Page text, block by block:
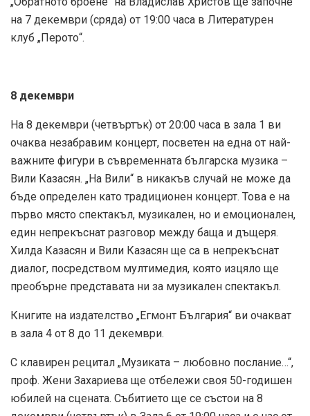
на 7 декември (сряда) от 19:00 часа в Литературен
клуб „Перото“.
8 декември
На 8 декември (четвъртък) от 20:00 часа в зала 1 ви
очаква незабравим концерт, посветен на една от най-
важните фигури в съвременната българска музика –
Вили Казасян. „На Вили“ в никакъв случай не може да
бъде определен като традиционен концерт. Това е на
първо място спектакъл, музикален, но и емоционален,
един непрекъснат разговор между баща и дъщеря.
Хилда Казасян и Вили Казасян ще са в непрекъснат
диалог, посредством мултимедия, която изцяло ще
преобърне представата ни за музикален спектакъл.
Книгите на издателство „Егмонт България“ ви очакват
в зала 4 от 8 до 11 декември.
С клавирен рецитал „Музиката – любовно послание…“,
проф. Жени Захариева ще отбележи своя 50-годишен
юбилей на сцената. Събитието ще се състои на 8